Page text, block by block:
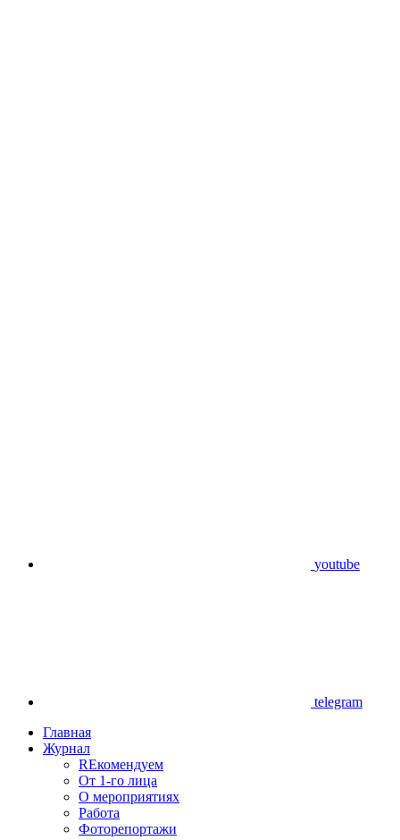
youtube
telegram
Главная
Журнал
REкомендуем
От 1-го лица
О мероприятиях
Работа
Фоторепортажи